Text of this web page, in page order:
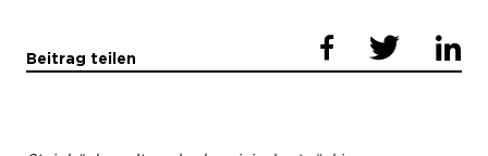
Beitrag teilen